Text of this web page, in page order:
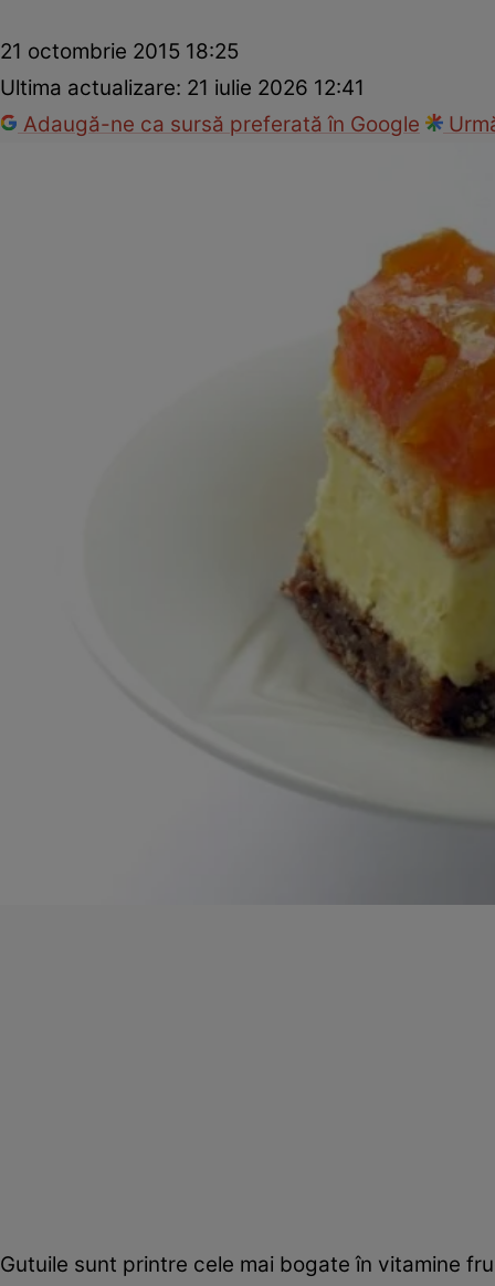
21 octombrie 2015 18:25
Ultima actualizare: 21 iulie 2026 12:41
Adaugă-ne ca sursă preferată în Google
Gutuile sunt printre cele mai bogate în vitamine